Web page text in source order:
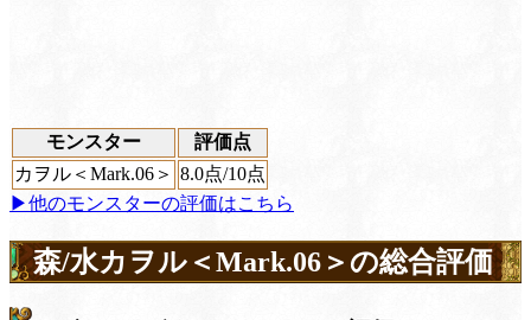
モンスター
評価点
カヲル＜Mark.06＞ 8.0点/10点
▶他のモンスターの評価はこちら
森/水カヲル＜Mark.06＞の総合評価